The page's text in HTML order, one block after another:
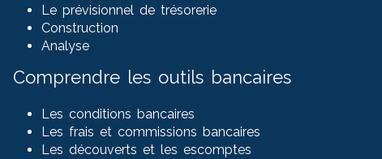
Le prévisionnel de trésorerie
Construction
Analyse
Comprendre les outils bancaires
Les conditions bancaires
Les frais et commissions bancaires
Les découverts et les escomptes